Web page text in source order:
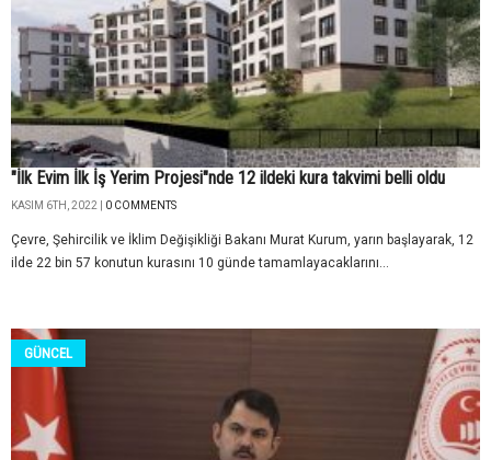
"İlk Evim İlk İş Yerim Projesi"nde 12 ildeki kura takvimi belli oldu
KASIM 6TH, 2022 | 0 COMMENTS
Çevre, Şehircilik ve İklim Değişikliği Bakanı Murat Kurum, yarın başlayarak, 12
ilde 22 bin 57 konutun kurasını 10 günde tamamlayacaklarını...
GÜNCEL